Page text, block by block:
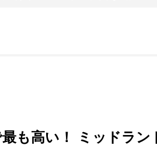
も高い！ ミッドラン